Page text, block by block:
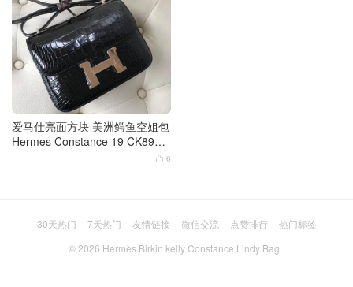
爱马仕亮面方块 美洲鳄鱼空姐包
Hermes Constance 19 CK89黑
 6
30天热门 7天热门 友情链接 微信交流 点赞排行
热门标签
© 2026 Hermès Birkin kelly Constance Lindy Bag